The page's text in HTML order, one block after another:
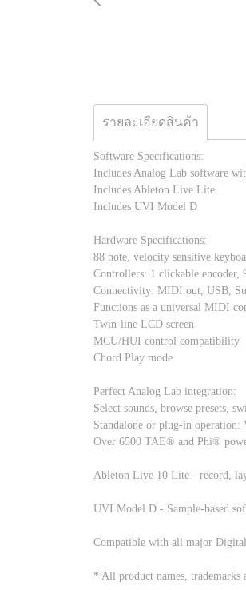
รายละเอียดสินค้า
Software Specifications:
Includes Analog Lab software
Includes Ableton Live Lite
Includes UVI Model D
Hardware Specifications:
88 note, velocity sensitive
Controllers: 1 clickable encoder,
Connectivity: MIDI out, USB,
Functions as a universal MIDI
Twin-line LCD screen
MCU/HUI control compatibility
Chord Play mode
Perfect Analog Lab integration:
Select sounds, browse presets,
Standalone or plug-in
Over 6500 TAE® and Phi®
Ableton Live 10 Lite - record,
UVI Model D - Sample-based
Compatible with all major
* All product names, trademarks